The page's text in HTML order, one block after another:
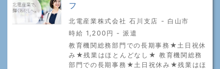
フ
北電産業株式会社 石川支店 - 白山市
時給 1,200円 - 派遣
教育機関総務部門での長期事務★土日祝休
み★残業はほとんどなし★ 教育機関総務
部門での長期事務★土日祝休み★残業はほ